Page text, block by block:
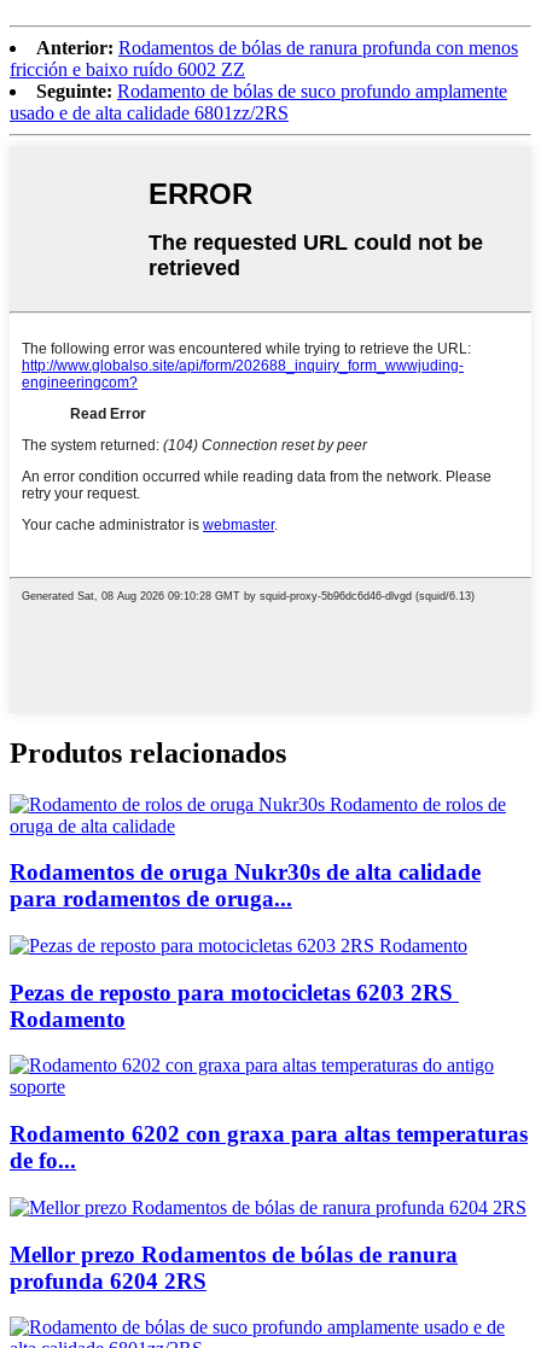
Anterior: Rodamentos de bólas de ranura profunda con menos
fricción e baixo ruído 6002 ZZ
Seguinte: Rodamento de bólas de suco profundo amplamente
usado e de alta calidade 6801zz/2RS
Produtos relacionados
Rodamentos de oruga Nukr30s de alta calidade
para rodamentos de oruga...
Pezas de reposto para motocicletas 6203 2RS ​​
Rodamento
Rodamento 6202 con graxa para altas temperaturas
de fo...
Mellor prezo Rodamentos de bólas de ranura
profunda 6204 2RS